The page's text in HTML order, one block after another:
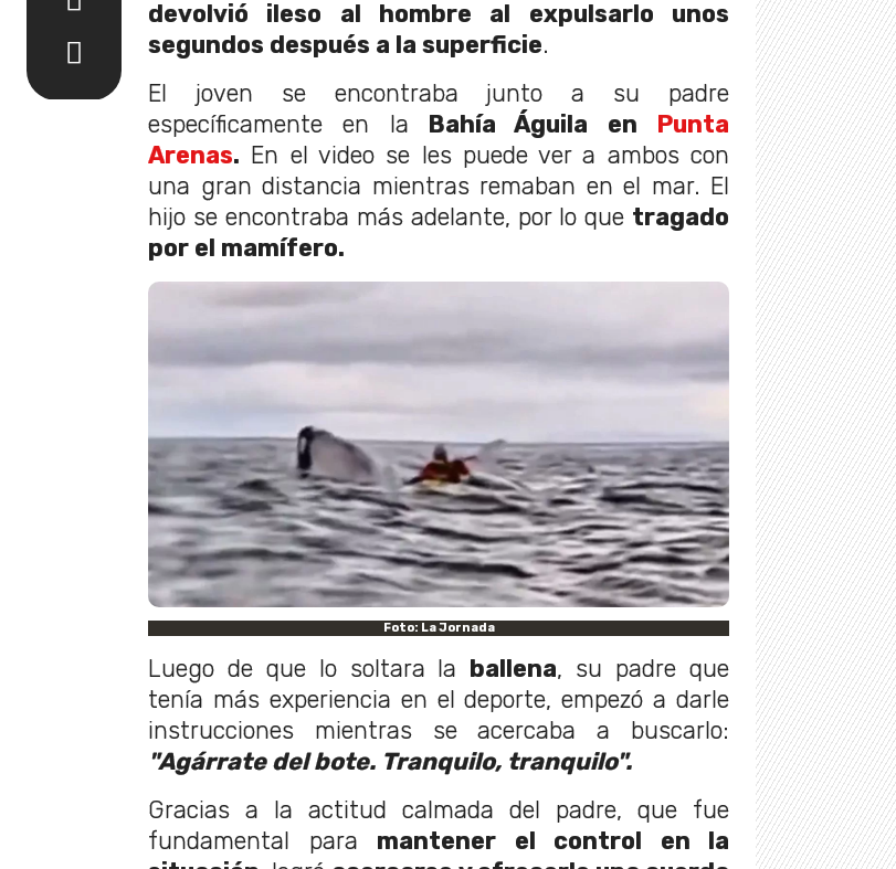
devolvió ileso al hombre al expulsarlo unos
segundos después a la superficie.
El joven se encontraba junto a su padre
específicamente en la Bahía Águila en Punta
Arenas. En el video se les puede ver a ambos con
una gran distancia mientras remaban en el mar. El
hijo se encontraba más adelante, por lo que tragado
por el mamífero.
Foto: La Jornada
Luego de que lo soltara la ballena, su padre que
tenía más experiencia en el deporte, empezó a darle
instrucciones mientras se acercaba a buscarlo:
"Agárrate del bote. Tranquilo, tranquilo".
Gracias a la actitud calmada del padre, que fue
fundamental para mantener el control en la